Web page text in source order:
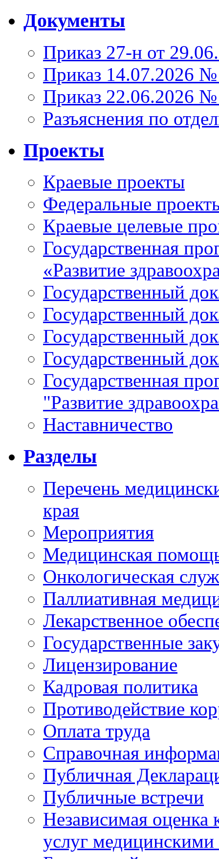
Документы
Приказ 27-н от
Приказ 14.07.2026
Приказ 22.06.2026
Разъяснения по
Проекты
Краевые проекты
Федеральные
Краевые целевые
Государственная
«Развитие
Государственный
Государственный
Государственный
Государственный
Государственная
"Развитие
Наставничество
Разделы
Перечень
края
Мероприятия
Медицинская
Онкологическая
Паллиативная
Лекарственное
Государственные
Лицензирование
Кадровая политика
Противодействие
Оплата труда
Справочная
Публичная
Публичные встречи
Независимая оценка
услуг